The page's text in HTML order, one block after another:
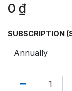
0 ₫
SUBSCRIPTION